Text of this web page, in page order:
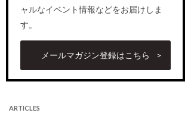
ャルなイベント情報などをお届けしま
す。
メールマガジン登録はこちら
ARTICLES